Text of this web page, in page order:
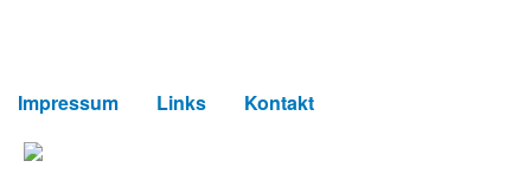
Impressum Links Kontakt